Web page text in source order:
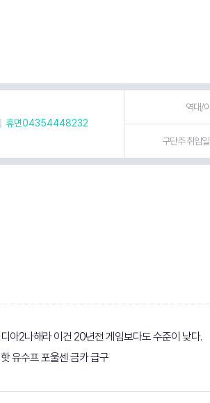
휴면04354448232
역대/
구단주 취임일
디아2나해라 이건 20년전 게임보다도 수준이 낮다.
핫 유수프 포울센 금카 급구